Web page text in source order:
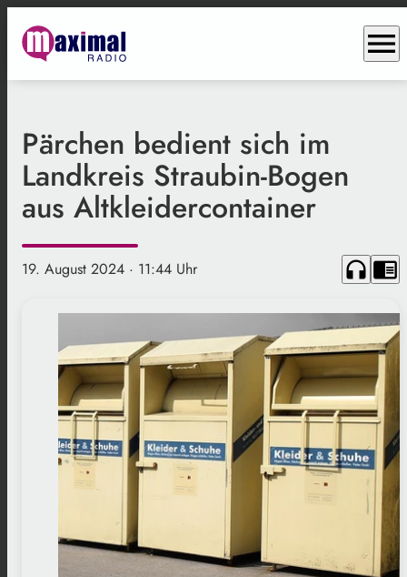
menu
Pärchen bedient sich im
Landkreis Straubin-Bogen
aus Altkleidercontainer
19. August 2024 · 11:44 Uhr headphones chrome_reader_mode